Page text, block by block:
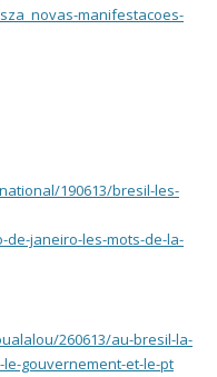
manifestacoes-
190613/bresil-les-
janeiro-les-mots-de-la-
260613/au-bresil-la-
gouvernement-et-le-pt